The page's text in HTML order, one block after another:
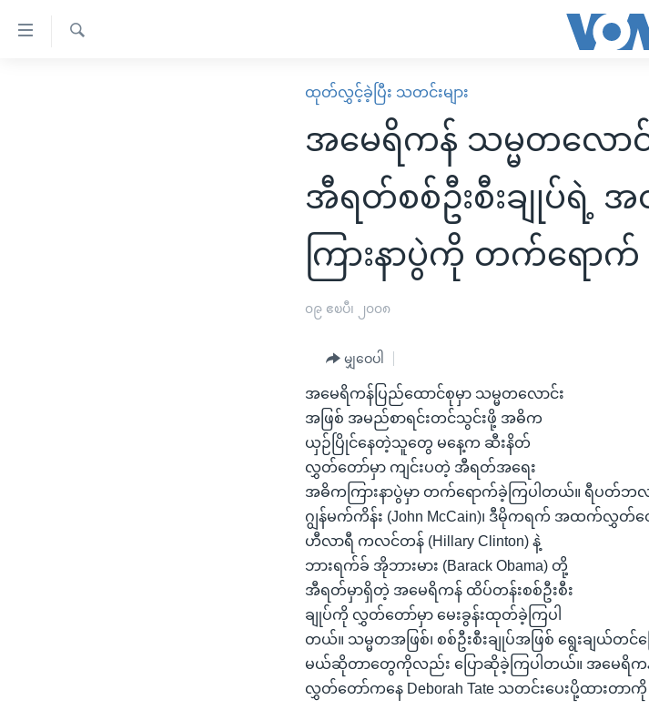
ထုတ်လွှင့်ခဲ့ပြီး သတင်းများ
အမေရိကန် သမ္မတလော
အီရတ်စစ်ဦးစီးချုပ်
ကြားနာပွဲကို တက်ရောက်
၀၉ ဧၿပီ၊ ၂၀၀၈
မျှဝေပါ
အမေရိကန်ပြည်ထောင်စုမှာ သမ္မတလောင်း
အဖြစ် အမည်စာရင်းတင်သွင်းဖို့ အဓိက
ယှဉ်ပြိုင်နေတဲ့သူတွေ မနေ့က ဆီးနိတ်
လွှတ်တော်မှာ ကျင်းပတဲ့ အီရတ်အရေး
အဓိကကြားနာပွဲမှာ တက်ရောက်ခဲ့ကြပါတယ်။ ရီ
ဂျွန်မက်ကိန်း (John McCain)၊ ဒီမိုကရက် အထက်လွှ
ဟီလာရီ ကလင်တန် (Hillary Clinton) နဲ့
ဘားရက်ခ် အိုဘားမား (Barack Obama) တို့
အီရတ်မှာရှိတဲ့ အမေရိကန် ထိပ်တန်းစစ်ဦးစီး
ချုပ်ကို လွှတ်တော်မှာ မေးခွန်းထုတ်ခဲ့ကြပါ
တယ်။ သမ္မတအဖြစ်၊ စစ်ဦးစီးချုပ်အဖြစ် ရွေးခ
မယ်ဆိုတာတွေကိုလည်း ပြောဆိုခဲ့ကြပါတယ်။ အမေရိက
လွှတ်တော်ကနေ Deborah Tate သတင်းပေးပို့ထားတ